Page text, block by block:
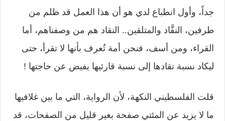
جداً، وأول انطباع لدي هو أن هذا العمل قد ظلم من
طرفين، النقَّاد والمتلقين.. النقاد هم من وصفناهم، أما
القراء، ومن أسف، فنحن أمة تُعرف بأنها لا تقرأ، حتى
ليكاد نسبة نقادها إلى نسبة قارئيها يفيض عن حاجتها !
قلت الفلسطيني النكهة، لأن الرواية، التي ما بين غلافيها
ما لا يزيد عن المئتي صفحة بغير قليل من الصفحات، قد